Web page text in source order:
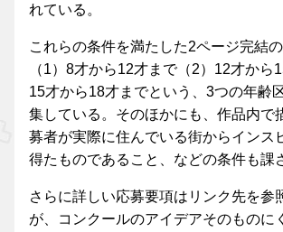
れている。
これらの条件を満たした2ページ完結の
（1）8才から12才まで（2）12才から
15才から18才までという、3つの年齢
集している。そのほかにも、作品内で
募者が実際に住んでいる街からインス
得たものであること、などの条件も課
さらに詳しい応募要項はリンク先を参
が、コンクールのアイデアそのものに